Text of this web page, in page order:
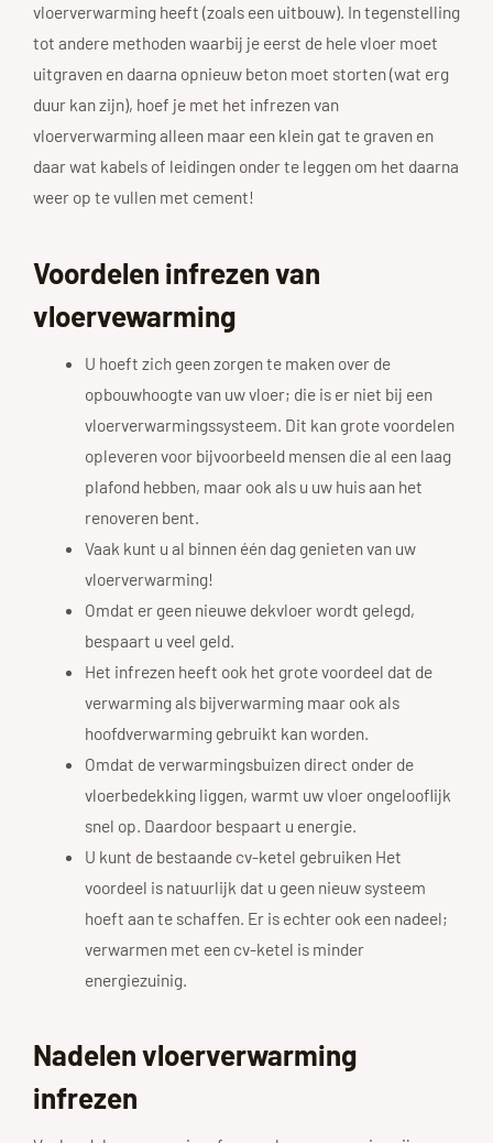
vloerverwarming heeft (zoals een uitbouw). In tegenstelling
tot andere methoden waarbij je eerst de hele vloer moet
uitgraven en daarna opnieuw beton moet storten (wat erg
duur kan zijn), hoef je met het infrezen van
vloerverwarming alleen maar een klein gat te graven en
daar wat kabels of leidingen onder te leggen om het daarna
weer op te vullen met cement!
Voordelen infrezen van
vloervewarming
U hoeft zich geen zorgen te maken over de
opbouwhoogte van uw vloer; die is er niet bij een
vloerverwarmingssysteem. Dit kan grote voordelen
opleveren voor bijvoorbeeld mensen die al een laag
plafond hebben, maar ook als u uw huis aan het
renoveren bent.
Vaak kunt u al binnen één dag genieten van uw
vloerverwarming!
Omdat er geen nieuwe dekvloer wordt gelegd,
bespaart u veel geld.
Het infrezen heeft ook het grote voordeel dat de
verwarming als bijverwarming maar ook als
hoofdverwarming gebruikt kan worden.
Omdat de verwarmingsbuizen direct onder de
vloerbedekking liggen, warmt uw vloer ongelooflijk
snel op. Daardoor bespaart u energie.
U kunt de bestaande cv-ketel gebruiken Het
voordeel is natuurlijk dat u geen nieuw systeem
hoeft aan te schaffen. Er is echter ook een nadeel;
verwarmen met een cv-ketel is minder
energiezuinig.
Nadelen vloerverwarming
infrezen